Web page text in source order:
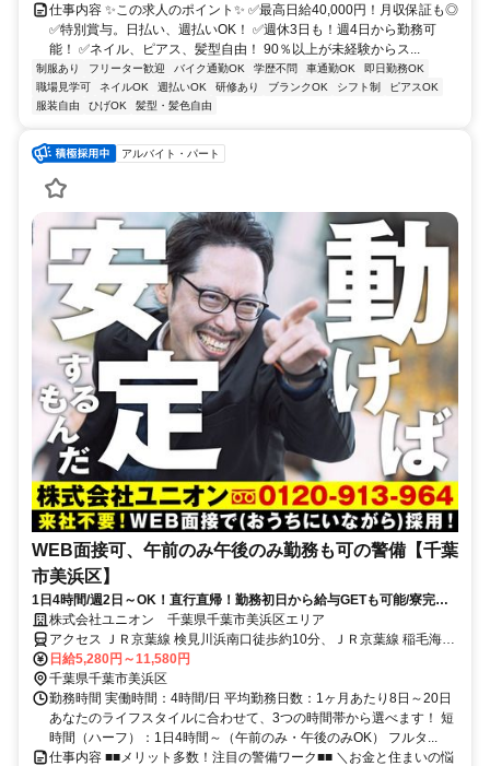
仕事内容 ✨この求人のポイント✨ ✅最高日給40,000円！月収保証も◎
✅特別賞与。日払い、週払いOK！ ✅週休3日も！週4日から勤務可
能！ ✅ネイル、ピアス、髪型自由！ 90％以上が未経験からス...
制服あり フリーター歓迎 バイク通勤OK 学歴不問 車通勤OK
即日勤務OK
職場見学可
ネイルOK 週払いOK 研修あり ブランクOK シフト制
ピアスOK
服装自由
ひげOK 髪型・髪色自由
アルバイト・パート
WEB面接可、午前のみ午後のみ勤務も可の警備【千葉
市美浜区】
1日4時間/週2日～OK！直行直帰！勤務初日から給与GETも可能/寮完備
＆携帯貸与♪
株式会社ユニオン 千葉県千葉市美浜区エリア
アクセス ＪＲ京葉線 検見川浜南口徒歩約10分、ＪＲ京葉線 稲毛海岸
北口徒歩約12分、京成千葉線 京成稲毛徒歩約31分 千葉県千葉市美浜
区エリア（稲毛海岸駅、海浜幕張駅、検見川浜駅、幕張豊砂駅、京成
千葉駅、新千葉駅等）
日給5,280円～11,580円
千葉県千葉市美浜区
勤務時間 実働時間：4時間/日 平均勤務日数：1ヶ月あたり8日～20日
あなたのライフスタイルに合わせて、3つの時間帯から選べます！ 短
時間（ハーフ）：1日4時間～（午前のみ・午後のみOK） フルタ...
仕事内容 ■■メリット多数！注目の警備ワーク■■ ＼お金と住まいの悩